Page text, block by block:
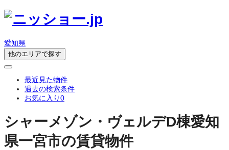
愛知県
他のエリアで探す
最近見た物件
過去の検索条件
お気に入り0
シャーメゾン・ヴェルデD棟愛知
県一宮市の賃貸物件